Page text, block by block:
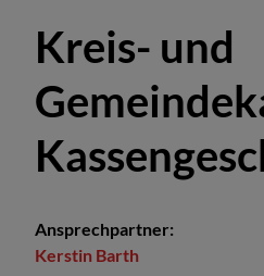
Kreis- und
Ansprechpartner:
Kerstin Barth